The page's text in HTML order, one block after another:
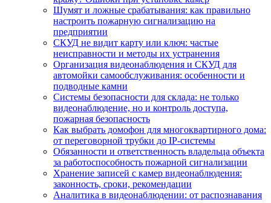
Шумят и ложные срабатывания: как правильно
настроить пожарную сигнализацию на
предприятии
СКУД не видит карту или ключ: частые
неисправности и методы их устранения
Организация видеонаблюдения и СКУД для
автомойки самообслуживания: особенности и
подводные камни
Системы безопасности для склада: не только
видеонаблюдение, но и контроль доступа,
пожарная безопасность
Как выбрать домофон для многоквартирного дома:
от переговорной трубки до IP-системы
Обязанности и ответственность владельца объекта
за работоспособность пожарной сигнализации
Хранение записей с камер видеонаблюдения:
законность, сроки, рекомендации
Аналитика в видеонаблюдении: от распознавания